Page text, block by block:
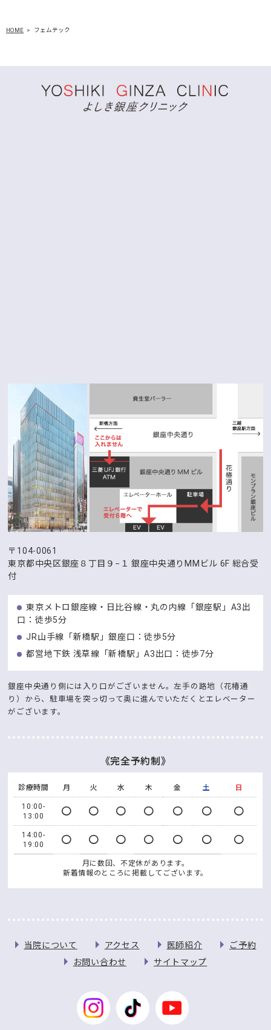
HOME フェムテック
〒104-0061
東京都中央区銀座８丁目９−１ 銀座中央通りMMビル 6F 総合受
付
東京メトロ銀座線・日比谷線・丸の内線「銀座駅」A3出
口：徒歩5分
JR山手線「新橋駅」銀座口：徒歩5分
都営地下鉄 浅草線「新橋駅」A3出口：徒歩7分
銀座中央通り側には入り口がございません。左手の路地（花椿通
り）から、駐車場を突っ切って奥に進んでいただくとエレベーター
がございます。
《完全予約制》
診療時間 月 火 水 木 金 土 日
10:00-
13:00
〇 〇 〇 〇 〇 〇 〇
14:00-
19:00
〇 〇 〇 〇 〇 〇 〇
月に数回、不定休があります。
新着情報のところに掲載してございます。
当院について アクセス 医師紹介
ご予約
お問い合わせ
サイトマップ